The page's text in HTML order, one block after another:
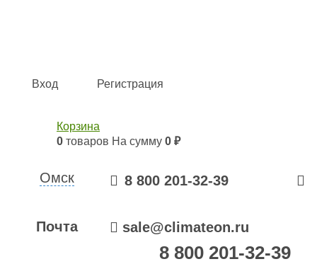
Вход Регистрация
Корзина
0 товаров На сумму 0 ₽
Омск 8 800 201-32-39
Почта sale@climateon.ru
8 800 201-32-39